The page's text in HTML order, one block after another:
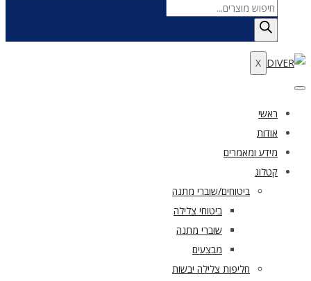
Products
search
X
ראשי
אודות
מידע ומאמרים
קטלוג
ביטוחים/שוברי מתנה
ביטוחי צלילה
שוברי מתנה
מבצעים
חליפות צלילה יבשות